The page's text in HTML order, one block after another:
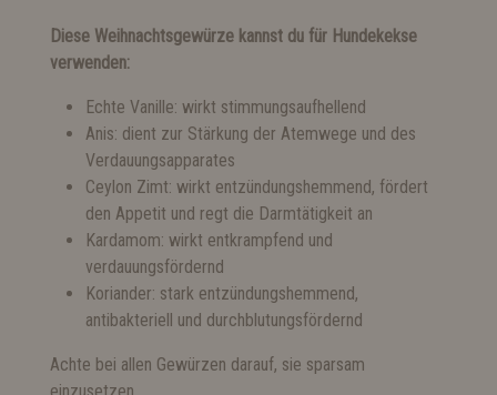
Diese Weihnachtsgewürze kannst du für Hundekekse
verwenden:
Echte Vanille: wirkt stimmungsaufhellend
Anis: dient zur Stärkung der Atemwege und des
Verdauungsapparates
Ceylon Zimt: wirkt entzündungshemmend, fördert
den Appetit und regt die Darmtätigkeit an
Kardamom: wirkt entkrampfend und
verdauungsfördernd
Koriander: stark entzündungshemmend,
antibakteriell und durchblutungsfördernd
Achte bei allen Gewürzen darauf, sie sparsam